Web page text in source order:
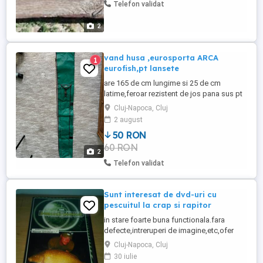
2
Telefon validat
2
1
vand husa ,eurosporta ARCA
eurofish,pt lansete
are 165 de cm lungime si 25 de cm
latime,feroar rezistent de jos pana sus pt
a scoate mai rapid si usor lansetele. Are
un buzunar lateral 120x12cm pentru
minciog, suporti lansete, eventual
umbrela,fermoar metalic gros Este un
material impermeabil foarte rezistent, este
folosita, dar este in stare buna,adusa ...
Cluj-Napoca, Cluj
2 august
50 RON
60 RON
Telefon validat
Sunt interesat de dvd-uri cu
pescuitul la crap si rapitor
in stare foarte buna functionala.fara
defecte,intreruperi de imagine,etc,ofer
10lei pe bucata sau eventuale schimburi
cu produse din anunturile mele.ofer si cer
Cluj-Napoca, Cluj
30 iulie